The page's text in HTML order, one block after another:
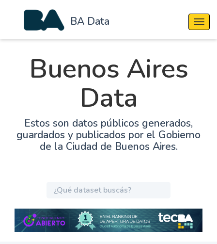
BA Data
Buenos Aires
Data
Estos son datos públicos generados,
guardados y publicados por el Gobierno
de la Ciudad de Buenos Aires.